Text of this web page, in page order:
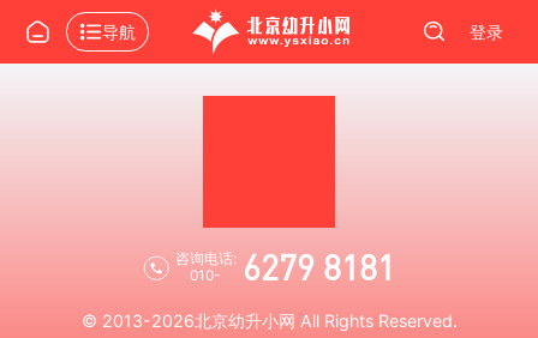
导航 登录
咨询电话:
010-
6279 8181
© 2013-2026北京幼升小网 All Rights Reserved.